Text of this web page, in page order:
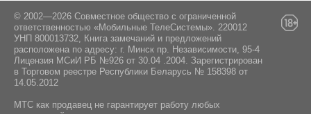
Нeт
Навигация:
GPS
Минский район, Боровлянский сельсовет, дом
103/3-7, пом. 7-50, район д.Дроздово
© 2002—2026 Совместное общество с ограниченной
ответственностью «Мобильные ТелеСистемы». 220012
УНП 800013732, Книга замечаний и предложений
расположена по адресу: г. Минск пр. Независимости, 95-4
Лицензия МСиИ РБ №926 от 30.04 .2004. Зарегистрирован
в Торговом реестре Республики Беларусь № 158398 от
14.05.2012
МТС как продавец не гарантирует работу любых